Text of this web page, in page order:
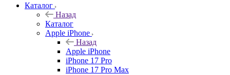
Каталог
Назад
Каталог
Apple iPhone
Назад
Apple iPhone
iPhone 17 Pro
iPhone 17 Pro Max